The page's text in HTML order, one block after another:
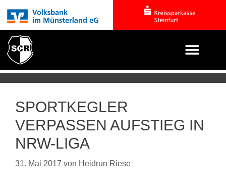
SPORTKEGLER
VERPASSEN AUFSTIEG IN
NRW-LIGA
31. Mai 2017 von Heidrun Riese